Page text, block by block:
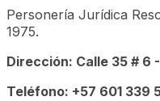
Personería Jurídica
1975.
Dirección: Calle 35 # 6
Teléfono: +57 601 339